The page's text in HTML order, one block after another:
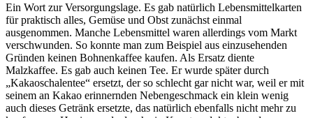
Ein Wort zur Versorgungslage. Es gab natürlich Lebensmittelkarten
für praktisch alles, Gemüse und Obst zunächst einmal
ausgenommen. Manche Lebensmittel waren allerdings vom Markt
verschwunden. So konnte man zum Beispiel aus einzusehenden
Gründen keinen Bohnenkaffee kaufen. Als Ersatz diente
Malzkaffee. Es gab auch keinen Tee. Er wurde später durch
Kakaoschalentee
ersetzt, der so schlecht gar nicht war, weil er mit
seinem an Kakao erinnernden Nebengeschmack ein klein wenig
auch dieses Getränk ersetzte, das natürlich ebenfalls nicht mehr zu